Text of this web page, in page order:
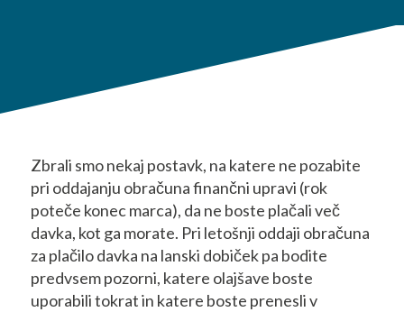
Zbrali smo nekaj postavk, na katere ne pozabite
pri oddajanju obračuna finančni upravi (rok
poteče konec marca), da ne boste plačali več
davka, kot ga morate. Pri letošnji oddaji obračuna
za plačilo davka na lanski dobiček pa bodite
predvsem pozorni, katere olajšave boste
uporabili tokrat in katere boste prenesli v